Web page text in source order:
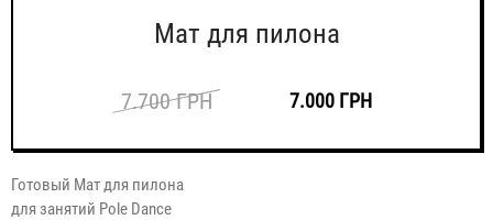
Мат для пилона
7.700 ГРН 7.000 ГРН
Готовый Мат для пилона
для занятий Pole Dance